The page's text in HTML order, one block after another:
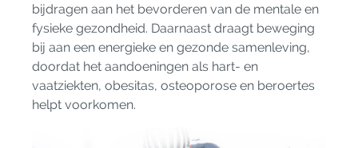
bijdragen aan het bevorderen van de mentale en
fysieke gezondheid. Daarnaast draagt beweging
bij aan een energieke en gezonde samenleving,
doordat het aandoeningen als hart- en
vaatziekten, obesitas, osteoporose en beroertes
helpt voorkomen.